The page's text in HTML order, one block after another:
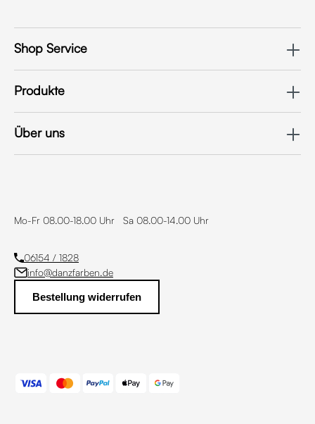
Mo-Fr 08.00-18.00 Uhr Sa 08.00-14.00 Uhr
06154 / 1828
info@danzfarben.de
Bestellung widerrufen
Shop Service
Produkte
Über uns